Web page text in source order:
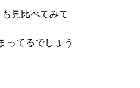
見比べてみて
ってるでしょう